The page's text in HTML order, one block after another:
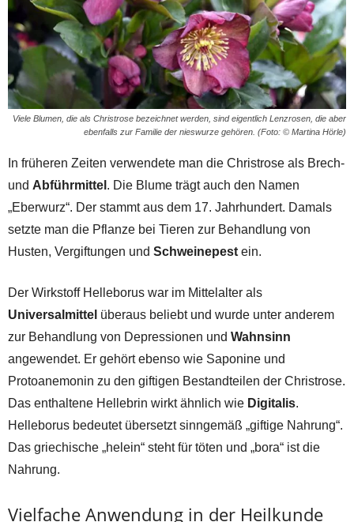
Viele Blumen, die als Christrose bezeichnet werden, sind eigentlich Lenzrosen, die aber
ebenfalls zur Familie der nieswurze gehören. (Foto: © Martina Hörle)
In früheren Zeiten verwendete man die Christrose als Brech-
und Abführmittel . Die Blume trägt auch den Namen
„Eberwurz“. Der stammt aus dem 17. Jahrhundert. Damals
setzte man die Pflanze bei Tieren zur Behandlung von
Husten, Vergiftungen und Schweinepest ein.
Der Wirkstoff Helleborus war im Mittelalter als
Universalmittel überaus beliebt und wurde unter anderem
zur Behandlung von Depressionen und Wahnsinn
angewendet. Er gehört ebenso wie Saponine und
Protoanemonin zu den giftigen Bestandteilen der Christrose.
Das enthaltene Hellebrin wirkt ähnlich wie Digitalis.
Helleborus bedeutet übersetzt sinngemäß „giftige Nahrung“.
Das griechische „helein“ steht für töten und „bora“ ist die
Nahrung.
Vielfache Anwendung in der Heilkunde